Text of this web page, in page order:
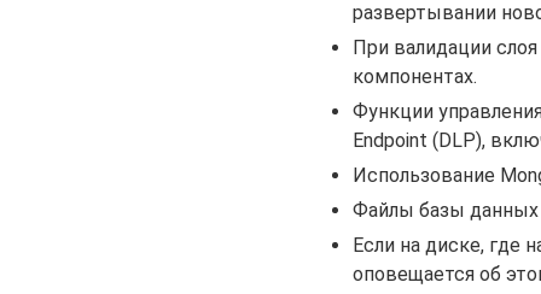
развертывании
При валидации
компонентах.
Функции
Endpoint (DLP),
Использование
Файлы базы данных
Если на диске, где
оповещается об